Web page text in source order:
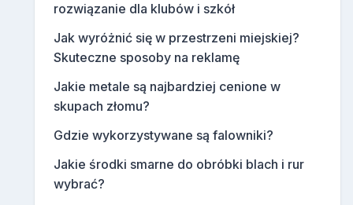
rozwiązanie dla klubów i szkół
Jak wyróżnić się w przestrzeni miejskiej?
Skuteczne sposoby na reklamę
Jakie metale są najbardziej cenione w
skupach złomu?
Gdzie wykorzystywane są falowniki?
Jakie środki smarne do obróbki blach i rur
wybrać?